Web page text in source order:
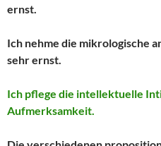
ernst.
Ich nehme die mikrologische
sehr ernst.
Ich pflege die intellektuelle
Aufmerksamkeit.